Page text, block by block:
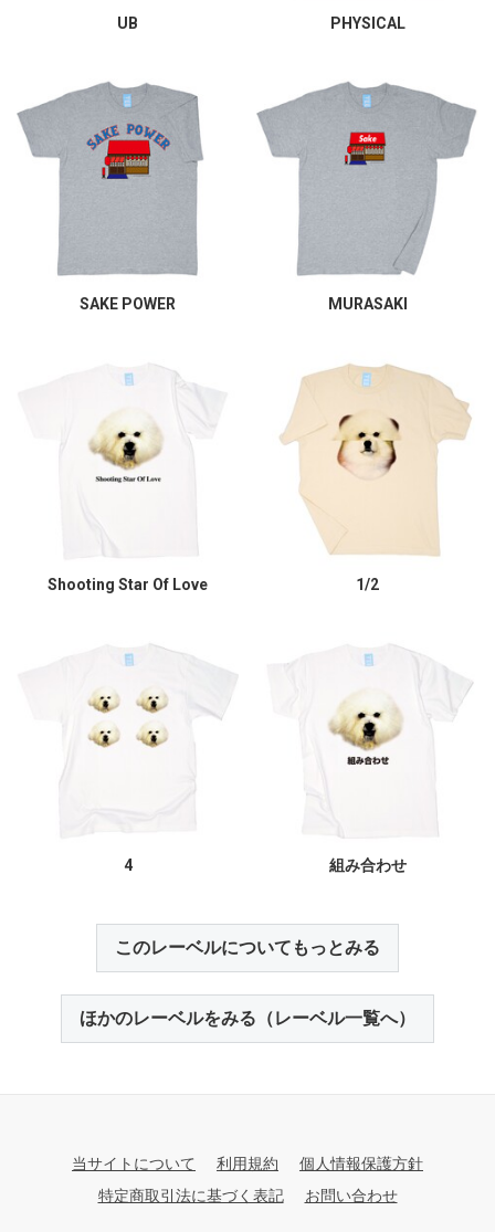
UB PHYSICAL
SAKE POWER MURASAKI
Shooting Star Of Love 1/2
4 組み合わせ
このレーベルについてもっとみる
ほかのレーベルをみる（レーベル一覧へ）
当サイトについて 利用規約
個人情報保護方針
特定商取引法に基づく表記
お問い合わせ